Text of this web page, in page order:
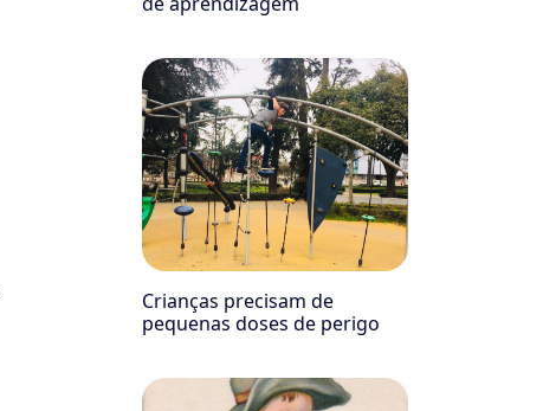
Crianças precisam de
pequenas doses de perigo